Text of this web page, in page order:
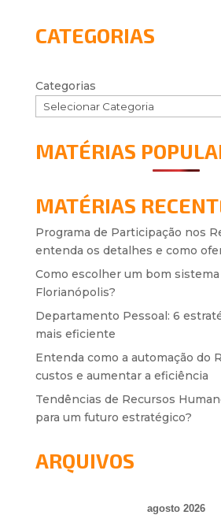
CATEGORIAS
Categorias
MATÉRIAS
MATÉRIAS
Programa de Participação nos
entenda os detalhes e como
Como escolher um bom
Florianópolis?
Departamento Pessoal: 6
mais eficiente
Entenda como a automação do
custos e aumentar a eficiência
Tendências de Recursos
para um futuro estratégico?
ARQUIVOS
agosto 2026